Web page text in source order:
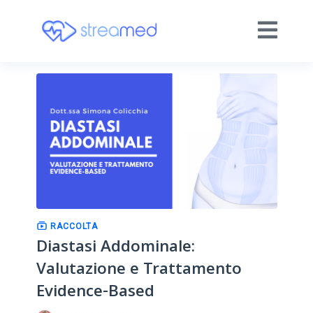
RACCOLTA
Diastasi Addominale:
Valutazione e Trattamento
Evidence-Based